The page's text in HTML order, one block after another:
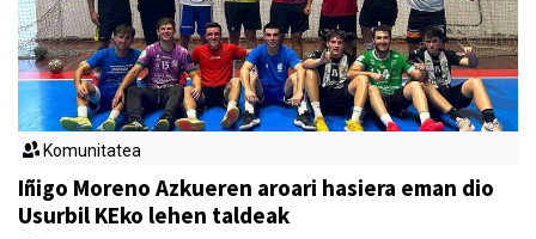
Komunitatea
Iñigo Moreno Azkueren aroari hasiera eman dio
Usurbil KEko lehen taldeak